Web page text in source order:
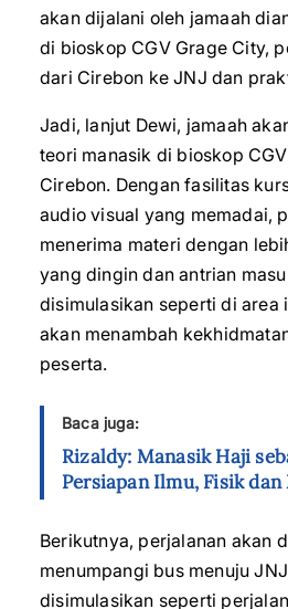
akan dijalani oleh jamaah
di bioskop CGV Grage City,
dari Cirebon ke JNJ dan
Jadi, lanjut Dewi, jamaah
teori manasik di bioskop
Cirebon. Dengan fasilitas
audio visual yang memadai,
menerima materi dengan
yang dingin dan antrian
disimulasikan seperti di area
akan menambah
peserta.
Baca juga:
Rizaldy: Manasik Haji
Persiapan Ilmu, Fisik
Berikutnya, perjalanan akan
menumpangi bus menuju
disimulasikan seperti